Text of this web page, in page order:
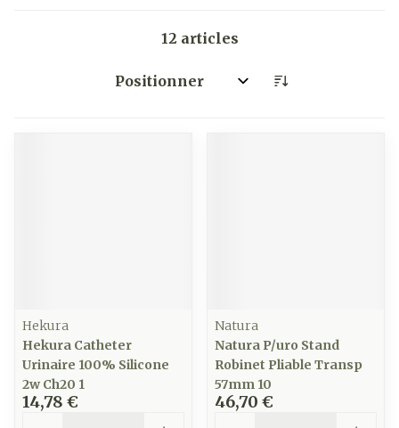
12 articles
Trier par:
Hekura
Hekura Catheter
Urinaire 100% Silicone
2w Ch20 1
14,78 €
Natura
Natura P/uro Stand
Robinet Pliable Transp
57mm 10
46,70 €